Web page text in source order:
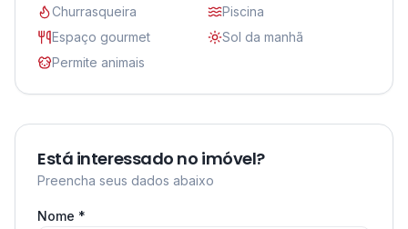
Churrasqueira
Piscina
Espaço gourmet
Sol da manhã
Permite animais
Está interessado no imóvel?
Preencha seus dados abaixo
Nome *